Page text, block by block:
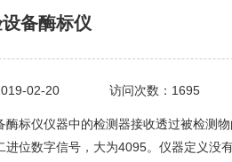
备酶标仪
02-20 访问次数：1695
酶标仪仪器中的检测器接收透过被检测
进位数字信号，大为4095。仪器定义没